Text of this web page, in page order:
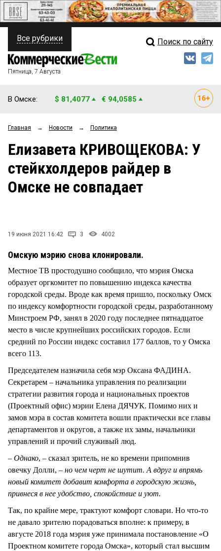
ПОЛИТИКА
ФИНАНСЫ
ОБЩЕСТВО
ЗАКОН
НОВОСТИ КОМПАНИЙ
Свежий выпуск
Рейтинги
Блоги
Архив
Все рубрики Поиск по сайту
Пятница, 7 Августа
В Омске: $ 81,4077 € 94,0585
Главная → Новости → Политика
Елизавета КРИВОЩЕКОВА: У
стейкхолдеров райдер в
Омске не совпадает
19 июня 2021 16:42 3 4002
Омскую мэрию снова клонировали.
Местное ТВ простодушно сообщило, что мэрия Омска
образует оргкомитет по повышению индекса качества
городской среды. Вроде как время пришло, поскольку Омск
по индексу комфортности городской среды, разработанному
Минстроем РФ, занял в 2020 году последнее пятнадцатое
место в числе крупнейших российских городов. Если
средний по России индекс составил 177 баллов, то у Омска
всего 113.
Председателем назначила себя мэр Оксана ФАДИНА.
Секретарем – начальника управления по реализации
стратегии развития города и национальных проектов
(Проектный офис) мэрии Елена ДЯЧУК. Помимо них и
замов мэра в состав комитета вошли практически все главы
департаментов и округов, а также их замы, начальники
управлений и прочий служивый люд.
– Однако, – сказал зритель, не ко времени припомнив
овечку Долли, – но чем черт не шутит. А вдруг и впрямь
новый комитет добавит комфорта в городскую жизнь,
привнеся в нее удобство, спокойствие и уют.
Так, по крайне мере, трактуют комфорт словари. Но что-то
не давало зрителю порадоваться вполне: к примеру, в
августе 2018 года мэрия уже принимала постановление «О
Проектном комитете города Омска», который стал высшим